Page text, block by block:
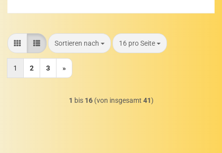
Sortieren nach
Sortieren nach 16 pro Seite
pro Seite
1 2 3 »
1 bis 16(von insgesamt 41)